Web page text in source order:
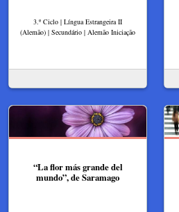
3.º Ciclo | Língua Estrangeira II
(Alemão) | Secundário | Alemão Iniciação
“La flor más grande del
mundo”, de Saramago